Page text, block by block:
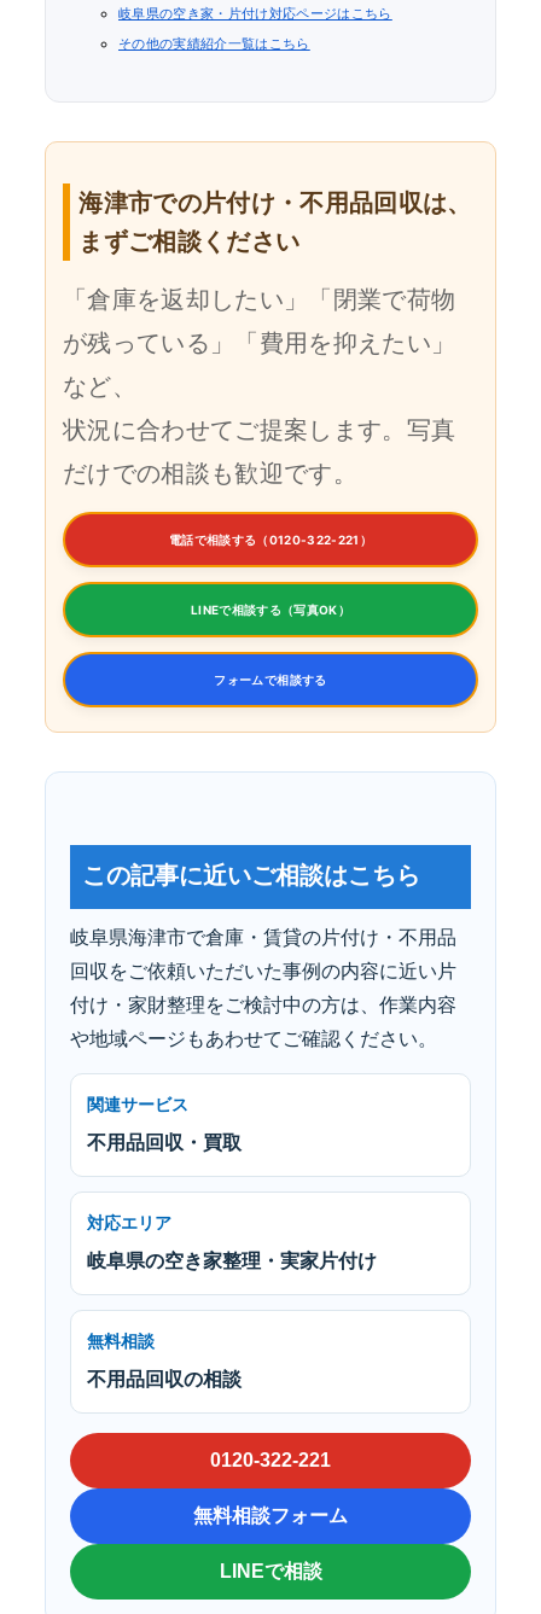
岐阜県の空き家・片付け対応ページはこちら
その他の実績紹介一覧はこちら
海津市での片付け・不用品回収は、
まずご相談ください
「倉庫を返却したい」「閉業で荷物
が残っている」「費用を抑えたい」
など、
状況に合わせてご提案します。写真
だけでの相談も歓迎です。
電話で相談する（0120-322-221）
LINEで相談する（写真OK）
フォームで相談する
この記事に近いご相談はこちら
岐阜県海津市で倉庫・賃貸の片付け・不用品
回収をご依頼いただいた事例の内容に近い片
付け・家財整理をご検討中の方は、作業内容
や地域ページもあわせてご確認ください。
関連サービス
不用品回収・買取
対応エリア
岐阜県の空き家整理・実家片付け
無料相談
不用品回収の相談
0120-322-221
無料相談フォーム
LINEで相談